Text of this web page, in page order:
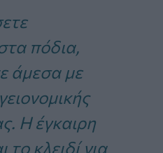
πόδια,
άμεσα με
Η έγκαιρη
το κλειδί για